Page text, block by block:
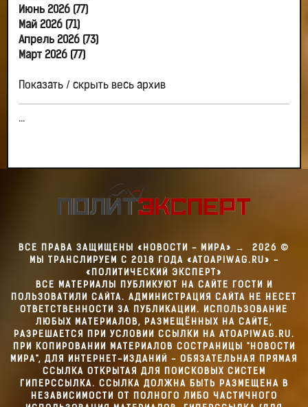
Июнь 2026 (77)
Май 2026 (71)
Апрель 2026 (73)
Март 2026 (77)
Показать / скрыть весь архив
...
ВСЕ ПРАВА ЗАЩИЩЕНЫ «НОВОСТИ - МИРА» → 2026 ©
МЫ ТРАНСЛИРУЕМ С 2018 ГОДА «ATOAPIWAG.RU» -
«ПОЛИТИЧЕСКИЙ ЭКСПЕРТ»
ВСЕ МАТЕРИАЛЫ ПУБЛИКУЮТ НА САЙТЕ ГОСТИ И
ПОЛЬЗОВАТИЛИ САЙТА. АДМИНИСТРАЦИЯ САЙТА НЕ НЕСЕТ
ОТВЕТСТВЕННОСТИ ЗА ПУБЛИКАЦИИ. ИСПОЛЬЗОВАНИЕ
ЛЮБЫХ МАТЕРИАЛОВ, РАЗМЕЩЁННЫХ НА САЙТЕ,
РАЗРЕШАЕТСЯ ПРИ УСЛОВИИ ССЫЛКИ НА ATOAPIWAG.RU.
ПРИ КОПИРОВАНИИ МАТЕРИАЛОВ СОСТРАНИЦЫ "НОВОСТИ
МИРА", ДЛЯ ИНТЕРНЕТ-ИЗДАНИЙ - ОБЯЗАТЕЛЬНАЯ ПРЯМАЯ
ССЫЛКА ОТКРЫТАЯ ДЛЯ ПОИСКОВЫХ СИСТЕМ
ГИПЕРССЫЛКА. ССЫЛКА ДОЛЖНА БЫТЬ РАЗМЕЩЕНА В
НЕЗАВИСИМОСТИ ОТ ПОЛНОГО ЛИБО ЧАСТИЧНОГО